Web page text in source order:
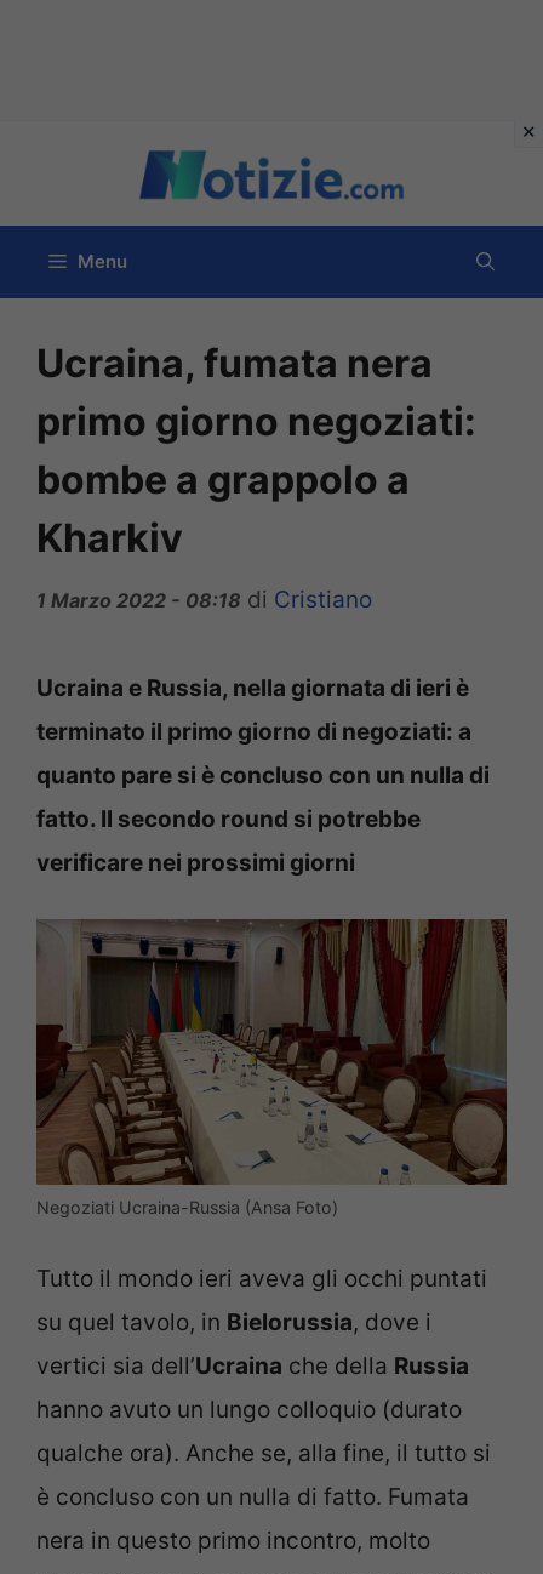
contenuto
Menu
Ucraina, fumata nera
primo giorno negoziati:
bombe a grappolo a
Kharkiv
1 Marzo 2022 - 08:18 di Cristiano
Ucraina e Russia, nella giornata di ieri è
terminato il primo giorno di negoziati: a
quanto pare si è concluso con un nulla di
fatto. Il secondo round si potrebbe
verificare nei prossimi giorni
Negoziati Ucraina-Russia (Ansa Foto)
Tutto il mondo ieri aveva gli occhi puntati
su quel tavolo, in Bielorussia, dove i
vertici sia dell’Ucraina che della Russia
hanno avuto un lungo colloquio (durato
qualche ora). Anche se, alla fine, il tutto si
è concluso con un nulla di fatto. Fumata
nera in questo primo incontro, molto